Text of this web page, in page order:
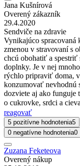
Jana Kušnírová
Overený zákazník
29.4.2020
Sendviče na zdravie
Vynikajúco spracovaná
zmenou v stravovaní s
chcú obohatiť a
doplnky. Je v nej
rýchlo pripraviť doma,
konzumovať nevhodnú
dozviete aj ako funguje
o cukrovke, srdci a
reagovať
5 pozitívne hodnotenia5
0 negatívne hodnotenia0
Zuzana Feketeova
Overený nákup